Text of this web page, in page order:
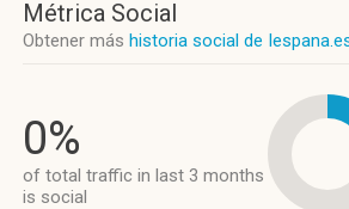
Métrica Social
Obtener más historia social de
0%
of total traffic in last 3 months
is social